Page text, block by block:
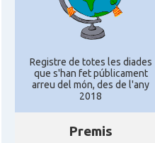
Registre de totes les diades
que s'han fet públicament
arreu del món, des de l'any
2018
Premis